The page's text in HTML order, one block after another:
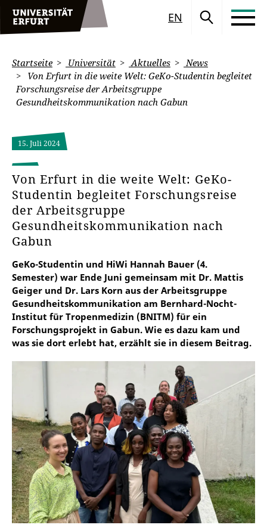
EN
Startseite Universität Aktuelles
News
Von Erfurt in die weite Welt: GeKo-Studentin begleitet
Forschungsreise der Arbeitsgruppe
Gesundheitskommunikation nach Gabun
15. Juli 2024
Von Erfurt in die weite Welt: GeKo-
Studentin begleitet Forschungsreise
der Arbeitsgruppe
Gesundheitskommunikation nach
Gabun
GeKo-Studentin und HiWi Hannah Bauer (4.
Semester) war Ende Juni gemeinsam mit Dr. Mattis
Geiger und Dr. Lars Korn aus der Arbeitsgruppe
Gesundheitskommunikation am Bernhard-Nocht-
Institut für Tropenmedizin (BNITM) für ein
Forschungsprojekt in Gabun. Wie es dazu kam und
was sie dort erlebt hat, erzählt sie in diesem Beitrag.